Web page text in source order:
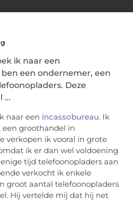
ik naar een
een ondernemer, een
Deze
...
naar een incassobureau. Ik
groothandel in
verkopen ik vooral in grote
ik er dan wel voldoening
tijd telefoonopladers aan
verkocht ik enkele
groot aantal telefoonopladers
Hij vertelde mij dat hij net